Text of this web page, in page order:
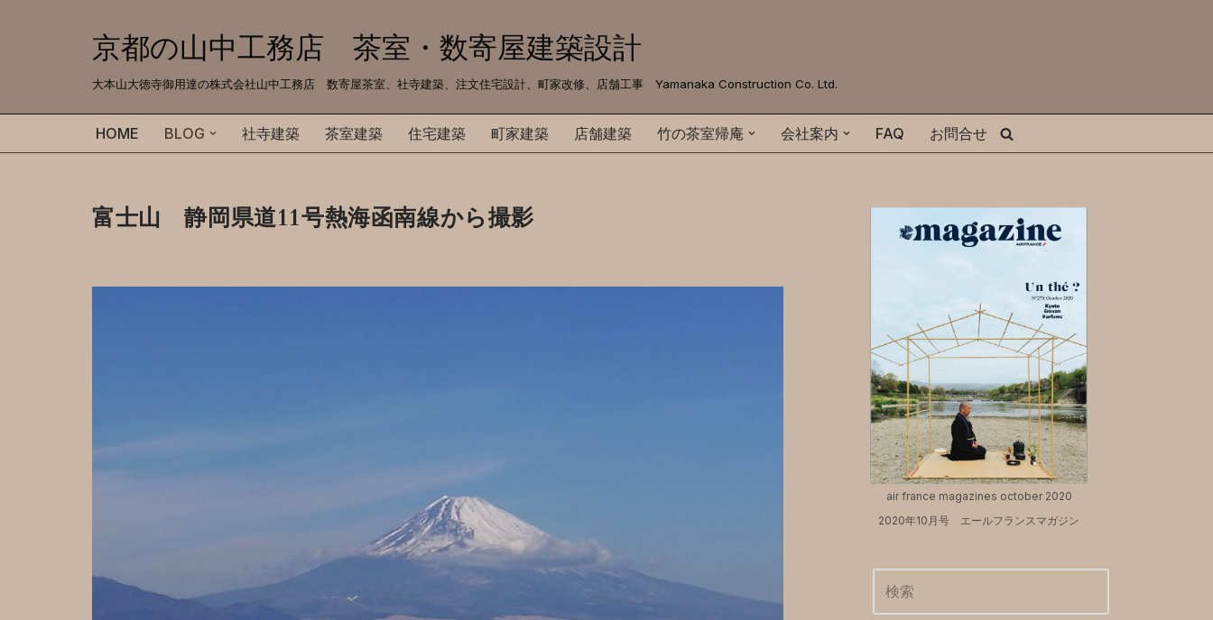
京都の山中工務店 茶室・数寄屋建築設計
大本山大徳寺御用達の株式会社山中工務店 数寄屋茶室、社寺建築、注文住宅設計、町家改修、店舗工事 Yamanaka Construction Co. Ltd.
HOME BLOG 社寺建築 茶室建築 住宅建築 町家建築 店舗建築 竹の茶室帰庵 会社案内 FAQ お問合せ
富士山 静岡県道11号熱海函南線から撮影
air france magazines october 2020
2020年10月号 エールフランスマガジン